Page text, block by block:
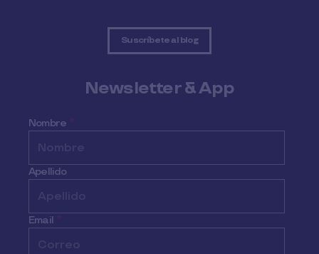
Suscríbete al blog
Newsletter & App
Nombre *
Apellido
Email *